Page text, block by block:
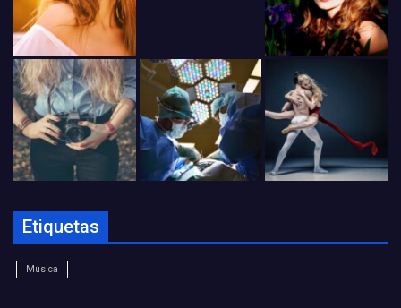
Etiquetas
Música